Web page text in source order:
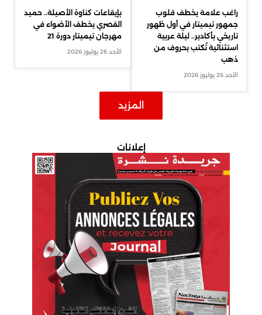
راغب علامة يخطف قلوب
جمهور تيميتار في أول ظهور
تاريخي بأكادير.. ليلة عربية
استثنائية تُكتب بحروف من
ذهب
بإيقاعات كناوة الأصيلة.. حميد
القصري يخطف الأضواء في
مهرجان تيميتار دورة 21
المزيد
إعلانات